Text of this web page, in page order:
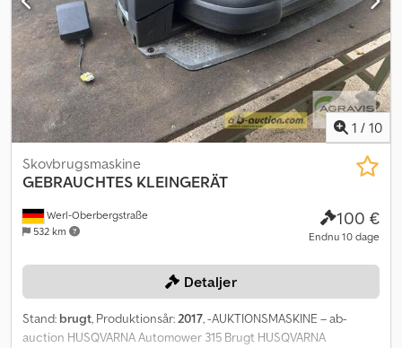
1 / 10
Werl-Oberbergstraße
532 km
Skovbrugsmaskine
GEBRAUCHTES KLEINGERÄT
100 €
Endnu 10 dage
Detaljer
Stand: brugt, Produktionsår:2017, -AUKTIONSMASKINE – ab-
auction HUSQVARNA Automower 315 Brugt HUSQVARNA